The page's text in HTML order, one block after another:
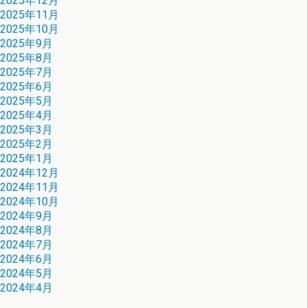
2025年11月
2025年10月
2025年9月
2025年8月
2025年7月
2025年6月
2025年5月
2025年4月
2025年3月
2025年2月
2025年1月
2024年12月
2024年11月
2024年10月
2024年9月
2024年8月
2024年7月
2024年6月
2024年5月
2024年4月